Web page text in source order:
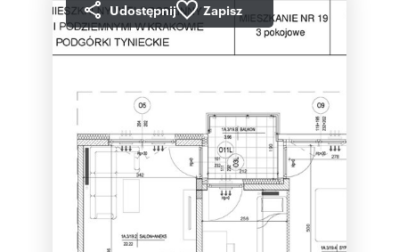
Udostępnij Zapisz